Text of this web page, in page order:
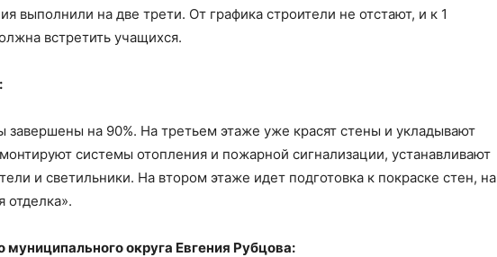
выполнили на две трети. От графика строители не отстают, и к 1
встретить учащихся.
завершены на 90%. На третьем этаже уже красят стены и укладывают
системы отопления и пожарной сигнализации, устанавливают
и светильники. На втором этаже идет подготовка к покраске стен, на
отделка».
муниципального округа Евгения Рубцова: